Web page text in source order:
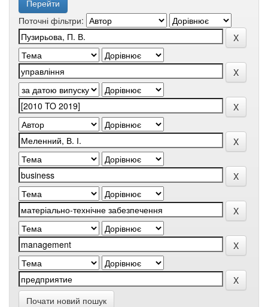
Поточні фільтри:
Почати новий пошук